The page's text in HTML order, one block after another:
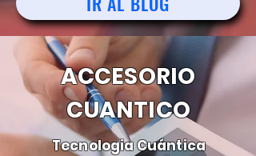
ACCESORIO
CUANTICO
Tecnologia Cuántica